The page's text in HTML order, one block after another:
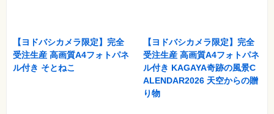
【ヨドバシカメラ限定】完全
受注生産 高画質A4フォトパネ
ル付き そとねこ
【ヨドバシカメラ限定】完全
受注生産 高画質A4フォトパネ
ル付き KAGAYA奇跡の風景C
ALENDAR2026 天空からの贈
り物